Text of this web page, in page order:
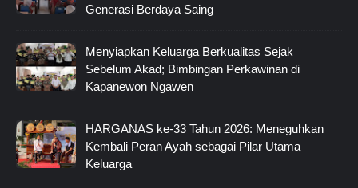
Generasi Berdaya Saing
Menyiapkan Keluarga Berkualitas Sejak
Sebelum Akad; Bimbingan Perkawinan di
Kapanewon Ngawen
HARGANAS ke-33 Tahun 2026: Meneguhkan
Kembali Peran Ayah sebagai Pilar Utama
Keluarga